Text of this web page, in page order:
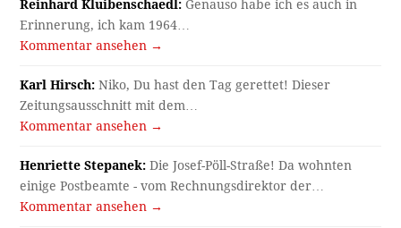
Reinhard Kluibenschaedl: Genauso habe ich es auch in
Erinnerung, ich kam 1964…
Kommentar ansehen →
Karl Hirsch: Niko, Du hast den Tag gerettet! Dieser
Zeitungsausschnitt mit dem…
Kommentar ansehen →
Henriette Stepanek: Die Josef-Pöll-Straße! Da wohnten
einige Postbeamte - vom Rechnungsdirektor der…
Kommentar ansehen →